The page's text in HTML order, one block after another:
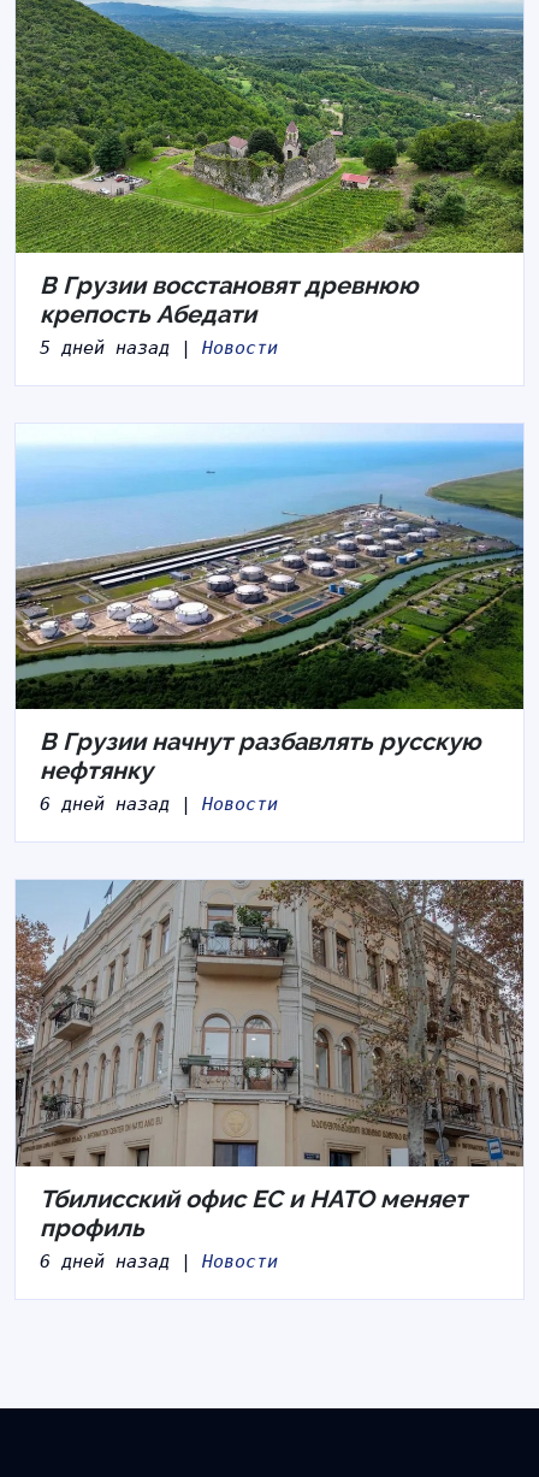
В Грузии восстановят древнюю
крепость Абедати
5 дней назад | Новости
В Грузии начнут разбавлять русскую
нефтянку
6 дней назад | Новости
Тбилисский офис ЕС и НАТО меняет
профиль
6 дней назад | Новости